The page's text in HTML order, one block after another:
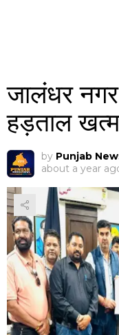
जालंधर
हड़ताल खत्म
by Punjab
about a year